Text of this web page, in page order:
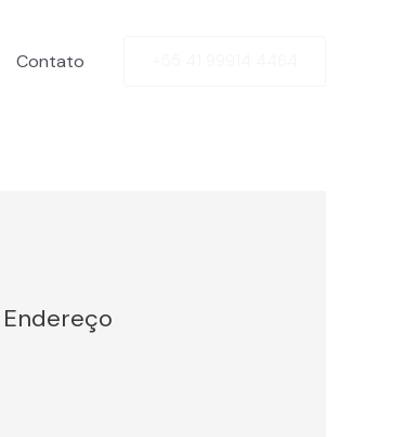
Contato
Endereço